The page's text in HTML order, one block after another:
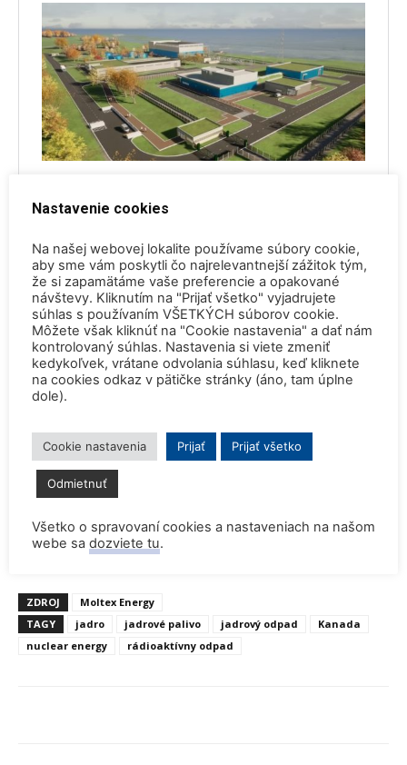
ZDROJ
Moltex Energy
TAGY
jadro jadrové palivo jadrový odpad
Kanada
nuclear energy
rádioaktívny odpad
Nastavenie cookies
Na našej webovej lokalite používame súbory cookie,
aby sme vám poskytli čo najrelevantnejší zážitok tým,
že si zapamätáme vaše preferencie a opakované
návštevy. Kliknutím na "Prijať všetko" vyjadrujete
súhlas s používaním VŠETKÝCH súborov cookie.
Môžete však kliknúť na "Cookie nastavenia" a dať nám
kontrolovaný súhlas. Nastavenia si viete zmeniť
kedykoľvek, vrátane odvolania súhlasu, keď kliknete
na cookies odkaz v pätičke stránky (áno, tam úplne
dole).
Cookie nastavenia Prijať Prijať všetko
Odmietnuť
Všetko o spravovaní cookies a nastaveniach na našom
webe sa dozviete tu.